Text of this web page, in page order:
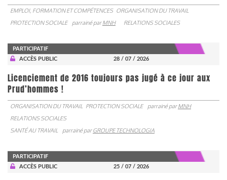
EMPLOI, FORMATION ET COMPÉTENCES ORGANISATION DU TRAVAIL
PROTECTION SOCIALE
parrainé parMNH RELATIONS SOCIALES
PARTICIPATIF
ACCÈS PUBLIC
28 / 07 / 2026
Licenciement de 2016 toujours pas jugé à ce jour aux
Prud’hommes !
ORGANISATION DU TRAVAIL PROTECTION SOCIALE parrainé parMNH
RELATIONS SOCIALES
SANTÉ AU TRAVAIL
parrainé parGROUPE TECHNOLOGIA
PARTICIPATIF
ACCÈS PUBLIC
25 / 07 / 2026